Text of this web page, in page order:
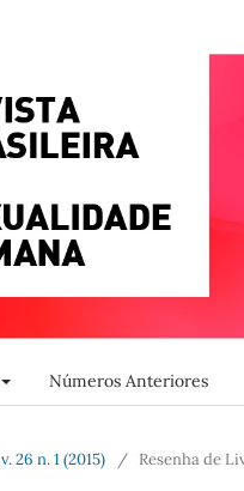
Números Anteriores
v. 26 n. 1 (2015) / Resenha de